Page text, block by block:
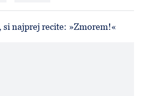
si najprej recite: »Zmorem!«